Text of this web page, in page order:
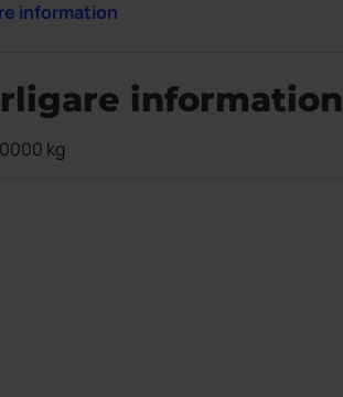
information
information
kg